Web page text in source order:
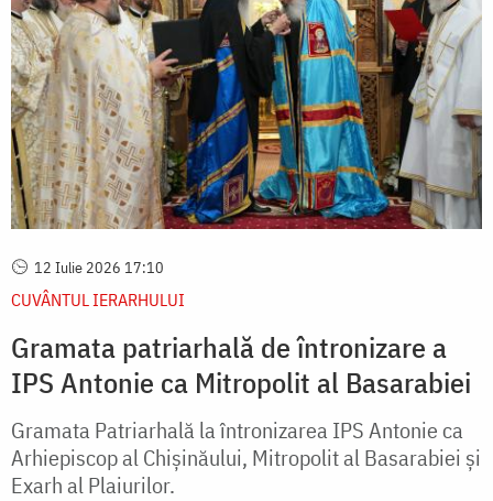
12 Iulie 2026 17:10
CUVÂNTUL IERARHULUI
Gramata patriarhală de întronizare a
IPS Antonie ca Mitropolit al Basarabiei
Gramata Patriarhală la întronizarea IPS Antonie ca
Arhiepiscop al Chişinăului, Mitropolit al Basarabiei şi
Exarh al Plaiurilor.